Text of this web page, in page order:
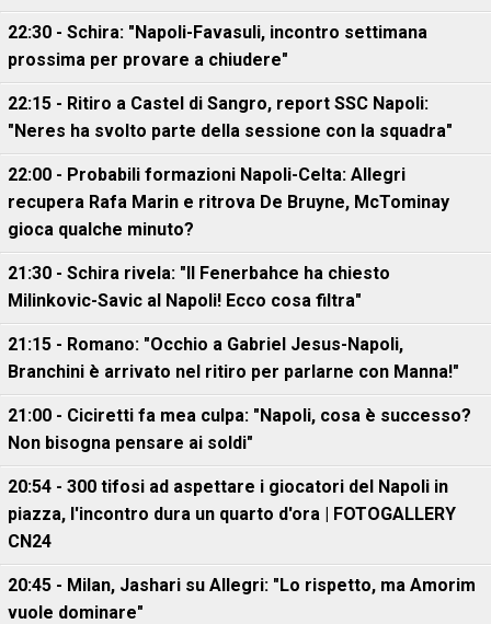
22:30 - Schira: "Napoli-Favasuli, incontro settimana
prossima per provare a chiudere"
22:15 - Ritiro a Castel di Sangro, report SSC Napoli:
"Neres ha svolto parte della sessione con la squadra"
22:00 - Probabili formazioni Napoli-Celta: Allegri
recupera Rafa Marin e ritrova De Bruyne, McTominay
gioca qualche minuto?
21:30 - Schira rivela: "Il Fenerbahce ha chiesto
Milinkovic-Savic al Napoli! Ecco cosa filtra"
21:15 - Romano: "Occhio a Gabriel Jesus-Napoli,
Branchini è arrivato nel ritiro per parlarne con Manna!"
21:00 - Ciciretti fa mea culpa: "Napoli, cosa è successo?
Non bisogna pensare ai soldi"
20:54 - 300 tifosi ad aspettare i giocatori del Napoli in
piazza, l'incontro dura un quarto d'ora | FOTOGALLERY
CN24
20:45 - Milan, Jashari su Allegri: "Lo rispetto, ma Amorim
vuole dominare"